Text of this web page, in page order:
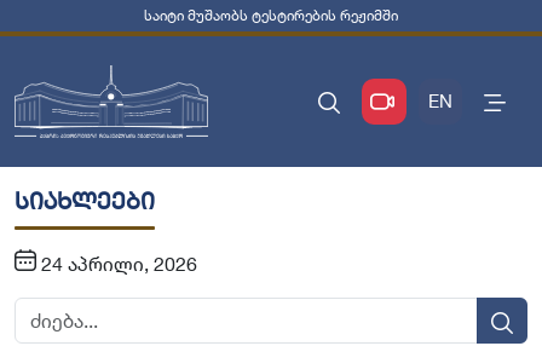
საიტი მუშაობს ტესტირების რეჟიმში
EN
სიახლეები
24 აპრილი, 2026